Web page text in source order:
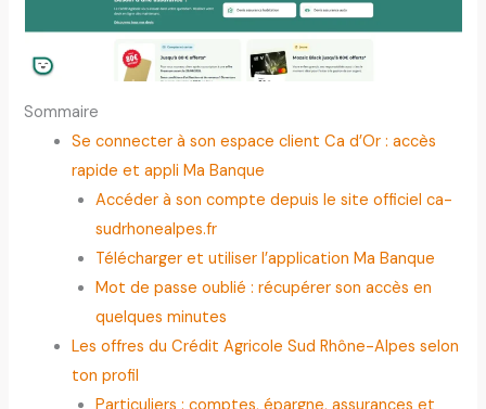
Sommaire
Se connecter à son espace client Ca d’Or : accès
rapide et appli Ma Banque
Accéder à son compte depuis le site officiel ca-
sudrhonealpes.fr
Télécharger et utiliser l’application Ma Banque
Mot de passe oublié : récupérer son accès en
quelques minutes
Les offres du Crédit Agricole Sud Rhône-Alpes selon
ton profil